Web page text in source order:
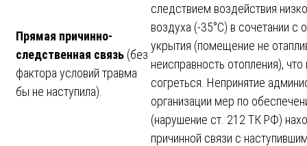
Прямая причинно-
следственная связь (без
фактора условий травма
бы не наступила).
следствием воздействия
воздуха (-35°C) в сочетании с
укрытия (помещение не
неисправность отопления),
согреться. Непринятие
организации мер по
(нарушение ст. 212 ТК РФ)
причинной связи с